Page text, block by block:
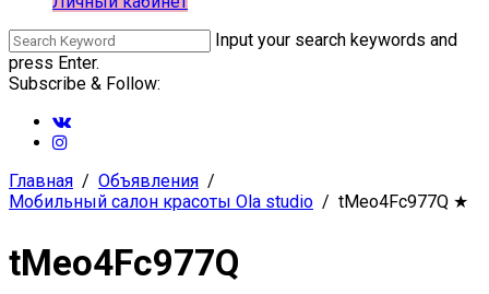
Input your search keywords and
press Enter.
Subscribe & Follow:
Главная
Объявления
Мобильный салон красоты Ola studio
tMeo4Fc977Q ★
tMeo4Fc977Q